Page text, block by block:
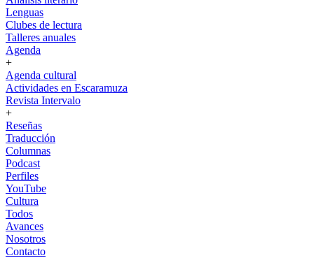
Lenguas
Clubes de lectura
Talleres anuales
Agenda
+
Agenda cultural
Actividades en Escaramuza
Revista Intervalo
+
Reseñas
Traducción
Columnas
Podcast
Perfiles
YouTube
Cultura
Todos
Avances
Nosotros
Contacto